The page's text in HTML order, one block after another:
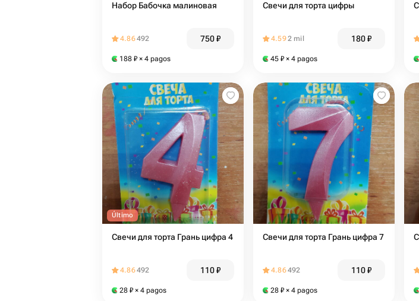
Набор Бабочка малиновая
4.86492 750₽
188 ₽ × 4 pagos
Свечи для торта цифры
4.592 mil 180₽
45 ₽ × 4 pagos
Último
Свечи для торта Грань цифра 4
4.86492 110₽
28 ₽ × 4 pagos
Свечи для торта Грань цифра 7
4.86492 110₽
28 ₽ × 4 pagos